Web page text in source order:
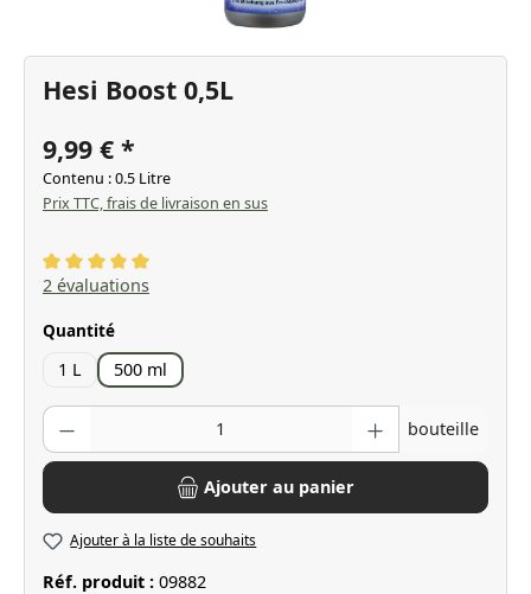
Hesi Boost 0,5L
9,99 €
Contenu :0.5 Litre
Prix TTC, frais de livraison en sus
Note moyenne de 5 sur 5 étoiles
2 évaluations
Sélectionnez
Quantité
1 L 500 ml
Quantité de produit : Entrez la quantité souhaitée ou utilisez les
bouteille
Ajouter au panier
Ajouter à la liste de souhaits
Réf. produit : 09882